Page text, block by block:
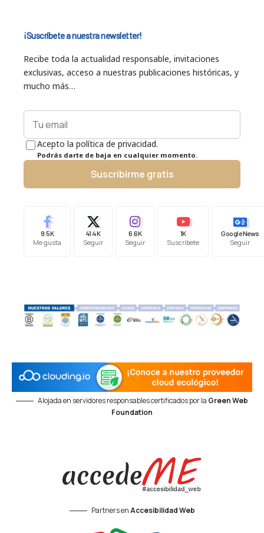
¡Suscríbete a nuestra newsletter!
Recibe toda la actualidad responsable, invitaciones
exclusivas, acceso a nuestras publicaciones históricas, y
mucho más…
Acepto la política de privacidad.
Podrás darte de baja en cualquier momento.
Suscribirme gratis
9.5K
Me gusta
41.4K
Seguir
6.6K
Seguir
1K
Suscríbete
Google News
Seguir
Alojada en servidores responsables certificados por la Green Web
Foundation
Partners enAccesibilidad Web